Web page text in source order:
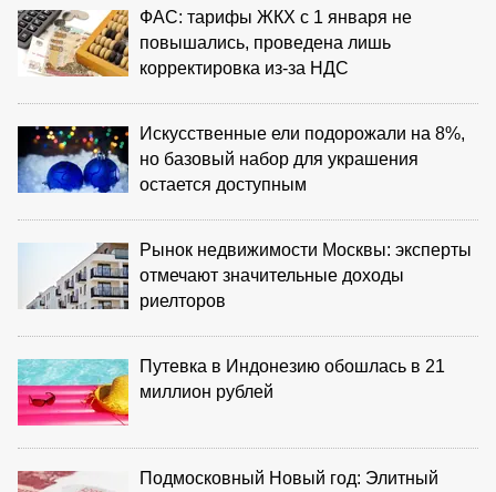
ФАС: тарифы ЖКХ с 1 января не
повышались, проведена лишь
корректировка из‑за НДС
Искусственные ели подорожали на 8%,
но базовый набор для украшения
остается доступным
Рынок недвижимости Москвы: эксперты
отмечают значительные доходы
риелторов
Путевка в Индонезию обошлась в 21
миллион рублей
Подмосковный Новый год: Элитный